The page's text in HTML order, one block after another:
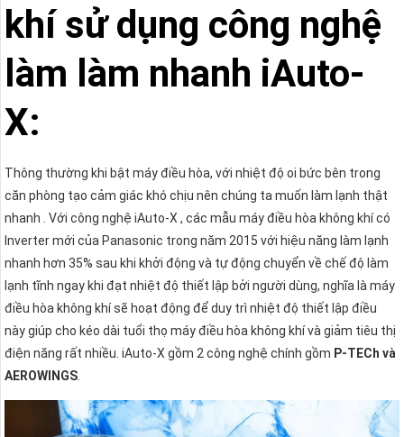
khí sử dụng công nghệ
làm làm nhanh iAuto-
X:
Thông thường khi bật máy điều hòa, với nhiệt độ oi bức bên trong
căn phòng tạo cảm giác khó chịu nên chúng ta muốn làm lạnh thật
nhanh . Với công nghệ iAuto-X , các mẫu máy điều hòa không khí có
Inverter mới của Panasonic trong năm 2015 với hiệu năng làm lạnh
nhanh hơn 35% sau khi khởi động và tự động chuyển về chế độ làm
lạnh tĩnh ngay khi đạt nhiệt độ thiết lập bởi người dùng, nghĩa là máy
điều hòa không khí sẽ hoạt động để duy trì nhiệt độ thiết lập điều
này giúp cho kéo dài tuổi thọ máy điều hòa không khí và giảm tiêu thị
điện năng rất nhiều. iAuto-X gồm 2 công nghệ chính gồm P-TECh và
AEROWINGS